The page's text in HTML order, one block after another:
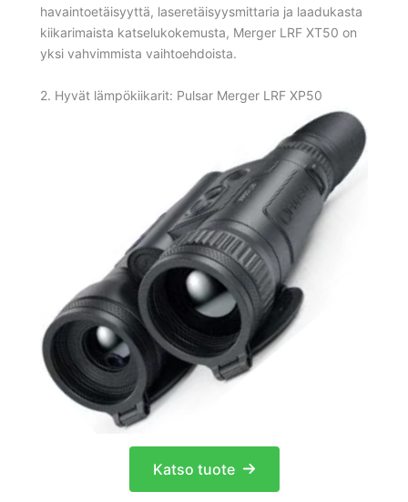
havaintoetäisyyttä, laseretäisyysmittaria ja laadukasta
kiikarimaista katselukokemusta, Merger LRF XT50 on
yksi vahvimmista vaihtoehdoista.
2. Hyvät lämpökiikarit: Pulsar Merger LRF XP50
Katso tuote